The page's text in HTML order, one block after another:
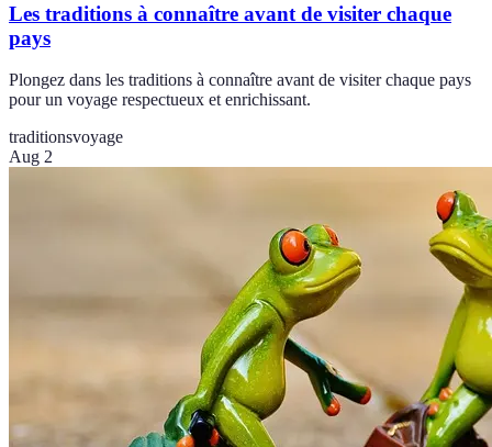
Les traditions à connaître avant de visiter chaque
pays
Plongez dans les traditions à connaître avant de visiter chaque pays
pour un voyage respectueux et enrichissant.
traditionsvoyage
Aug 2